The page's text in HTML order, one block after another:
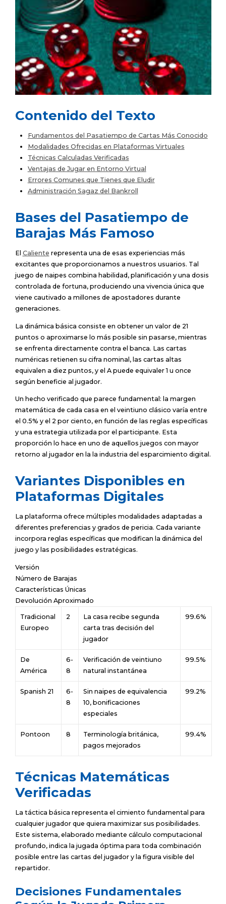
Contenido del Texto
Fundamentos del Pasatiempo de Cartas Más Conocido
Modalidades Ofrecidas en Plataformas Virtuales
Técnicas Calculadas Verificadas
Ventajas de Jugar en Entorno Virtual
Errores Comunes que Tienes que Eludir
Administración Sagaz del Bankroll
Bases del Pasatiempo de
Barajas Más Famoso
El Caliente representa una de esas experiencias más
excitantes que proporcionamos a nuestros usuarios. Tal
juego de naipes combina habilidad, planificación y una dosis
controlada de fortuna, produciendo una vivencia única que
viene cautivado a millones de apostadores durante
generaciones.
La dinámica básica consiste en obtener un valor de 21
puntos o aproximarse lo más posible sin pasarse, mientras
se enfrenta directamente contra el banca. Las cartas
numéricas retienen su cifra nominal, las cartas altas
equivalen a diez puntos, y el A puede equivaler 1 u once
según beneficie al jugador.
Un hecho verificado que parece fundamental: la margen
matemática de cada casa en el veintiuno clásico varía entre
el 0.5% y el 2 por ciento, en función de las reglas específicas
y una estrategia utilizada por el participante. Esta
proporción lo hace en uno de aquellos juegos con mayor
retorno al jugador en la la industria del esparcimiento digital.
Variantes Disponibles en
Plataformas Digitales
La plataforma ofrece múltiples modalidades adaptadas a
diferentes preferencias y grados de pericia. Cada variante
incorpora reglas específicas que modifican la dinámica del
juego y las posibilidades estratégicas.
Versión
Número de Barajas
Características Únicas
Devolución Aproximado
Tradicional
Europeo
2
La casa recibe segunda
carta tras decisión del
jugador
99.6%
De
América
6-
8
Verificación de veintiuno
natural instantánea
99.5%
Spanish 21
6-
8
Sin naipes de equivalencia
10, bonificaciones
especiales
99.2%
Pontoon 8
Terminología británica,
pagos mejorados
99.4%
Técnicas Matemáticas
Verificadas
La táctica básica representa el cimiento fundamental para
cualquier jugador que quiera maximizar sus posibilidades.
Este sistema, elaborado mediante cálculo computacional
profundo, indica la jugada óptima para toda combinación
posible entre las cartas del jugador y la figura visible del
repartidor.
Decisiones Fundamentales